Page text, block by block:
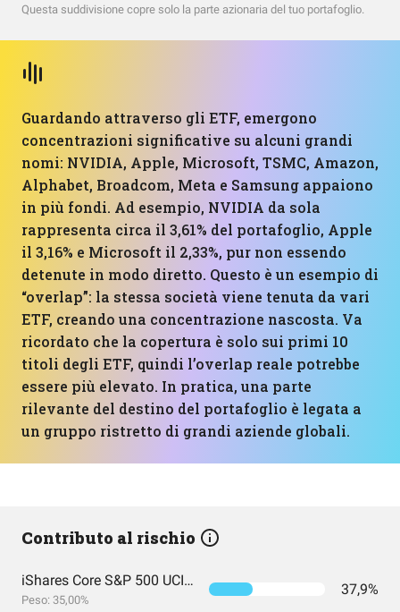
Questa suddivisione copre solo la parte azionaria del tuo portafoglio.
Guardando attraverso gli ETF, emergono
concentrazioni significative su alcuni grandi
nomi: NVIDIA, Apple, Microsoft, TSMC, Amazon,
Alphabet, Broadcom, Meta e Samsung appaiono
in più fondi. Ad esempio, NVIDIA da sola
rappresenta circa il 3,61% del portafoglio, Apple
il 3,16% e Microsoft il 2,33%, pur non essendo
detenute in modo diretto. Questo è un esempio di
“overlap”: la stessa società viene tenuta da vari
ETF, creando una concentrazione nascosta. Va
ricordato che la copertura è solo sui primi 10
titoli degli ETF, quindi l’overlap reale potrebbe
essere più elevato. In pratica, una parte
rilevante del destino del portafoglio è legata a
un gruppo ristretto di grandi aziende globali.
Contributo al rischio
iShares Core S&P 500 UCITS ETF USD (Acc)
Peso: 35,00%
37,9%